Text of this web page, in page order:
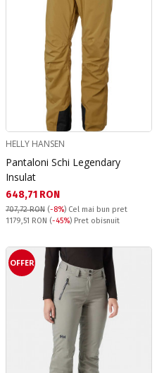
HELLY HANSEN
Pantaloni Schi Legendary
Insulat
Текуща цена:
648,71 RON
707,72 RON (-8%) Cel mai bun pret
Pret obisnuit:
1179,51 RON (-45%) Pret obisnuit
OFFER